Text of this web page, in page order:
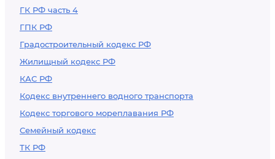
ГК РФ часть 4
ГПК РФ
Градостроительный кодекс РФ
Жилищный кодекс РФ
КАС РФ
Кодекс внутреннего водного транспорта
Кодекс торгового мореплавания РФ
Семейный кодекс
ТК РФ